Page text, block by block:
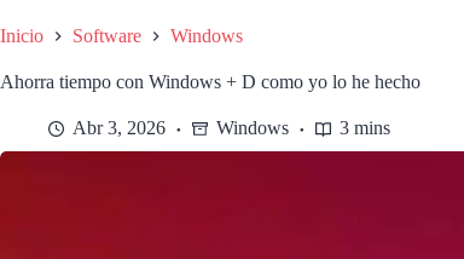
Inicio Software Windows
Ahorra tiempo con Windows + D como yo lo he hecho
Abr 3, 2026 Windows 3 mins